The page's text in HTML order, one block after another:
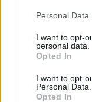
Personal
I want to opt-
personal data.
Opted In
I want to opt-
Personal Data.
Opted In